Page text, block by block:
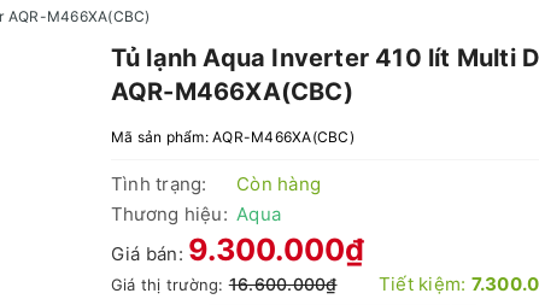
AQR-M466XA(CBC)
Tủ lạnh Aqua Inverter 410 lít Multi
AQR-M466XA(CBC)
Mã sản phẩm: AQR-M466XA(CBC)
Tình trạng:
Còn hàng
Thương hiệu: Aqua
Giá bán: 9.300.000₫
Giá thị trường:16.600.000₫ Tiết kiệm: